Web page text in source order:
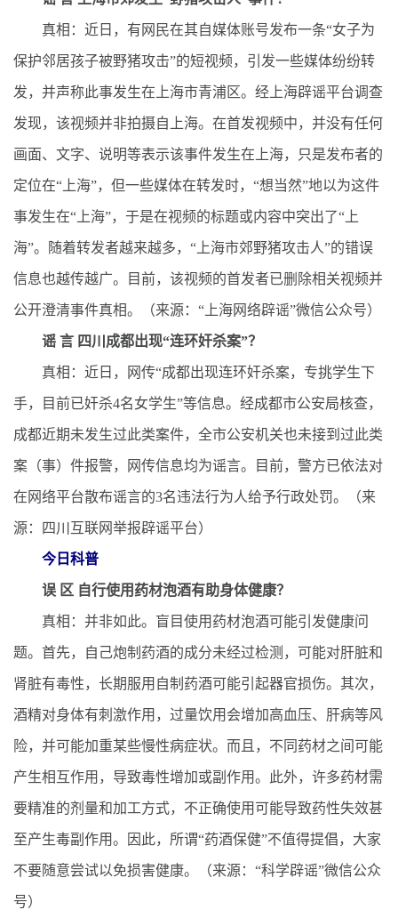
真相：近日，有网民在其自媒体账号发布一条“女子为
保护邻居孩子被野猪攻击”的短视频，引发一些媒体纷纷转
发，并声称此事发生在上海市青浦区。经上海辟谣平台调查
发现，该视频并非拍摄自上海。在首发视频中，并没有任何
画面、文字、说明等表示该事件发生在上海，只是发布者的
定位在“上海”，但一些媒体在转发时，“想当然”地以为这件
事发生在“上海”，于是在视频的标题或内容中突出了“上
海”。随着转发者越来越多，“上海市郊野猪攻击人”的错误
信息也越传越广。目前，该视频的首发者已删除相关视频并
公开澄清事件真相。（来源：“上海网络辟谣”微信公众号）
谣 言 四川成都出现“连环奸杀案”？
真相：近日，网传“成都出现连环奸杀案，专挑学生下
手，目前已奸杀4名女学生”等信息。经成都市公安局核查，
成都近期未发生过此类案件，全市公安机关也未接到过此类
案（事）件报警，网传信息均为谣言。目前，警方已依法对
在网络平台散布谣言的3名违法行为人给予行政处罚。（来
源：四川互联网举报辟谣平台）
今日科普
误 区 自行使用药材泡酒有助身体健康？
真相：并非如此。盲目使用药材泡酒可能引发健康问
题。首先，自己炮制药酒的成分未经过检测，可能对肝脏和
肾脏有毒性，长期服用自制药酒可能引起器官损伤。其次，
酒精对身体有刺激作用，过量饮用会增加高血压、肝病等风
险，并可能加重某些慢性病症状。而且，不同药材之间可能
产生相互作用，导致毒性增加或副作用。此外，许多药材需
要精准的剂量和加工方式，不正确使用可能导致药性失效甚
至产生毒副作用。因此，所谓“药酒保健”不值得提倡，大家
不要随意尝试以免损害健康。（来源：“科学辟谣”微信公众
号）